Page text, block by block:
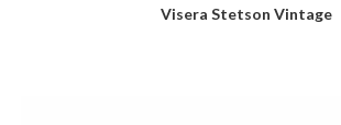
Visera Stetson Vintage